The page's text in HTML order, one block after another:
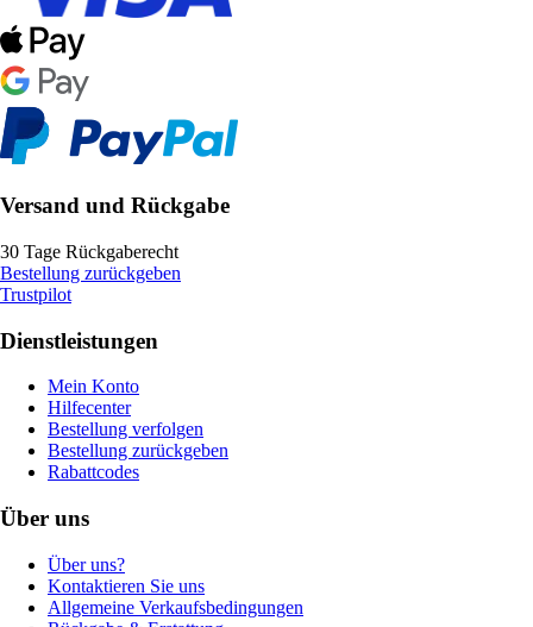
Versand und Rückgabe
30 Tage Rückgaberecht
Bestellung zurückgeben
Trustpilot
Dienstleistungen
Mein Konto
Hilfecenter
Bestellung verfolgen
Bestellung zurückgeben
Rabattcodes
Über uns
Über uns?
Kontaktieren Sie uns
Allgemeine Verkaufsbedingungen